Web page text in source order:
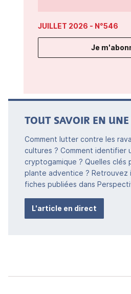
JUILLET 2026 - N°546
Je
TOUT SAVOIR EN UNE
Comment lutter contre les
cultures ? Comment identifier
cryptogamique ? Quelles clés
plante adventice ? Retrouvez
fiches publiées dans
L'article en direct